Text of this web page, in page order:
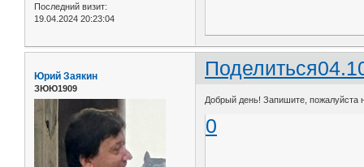
Последний визит:
19.04.2024 20:23:04
Поделиться
Юрий Заякин
ЗЮЮ1909
Добрый день! Запишите, пожалуйста
0